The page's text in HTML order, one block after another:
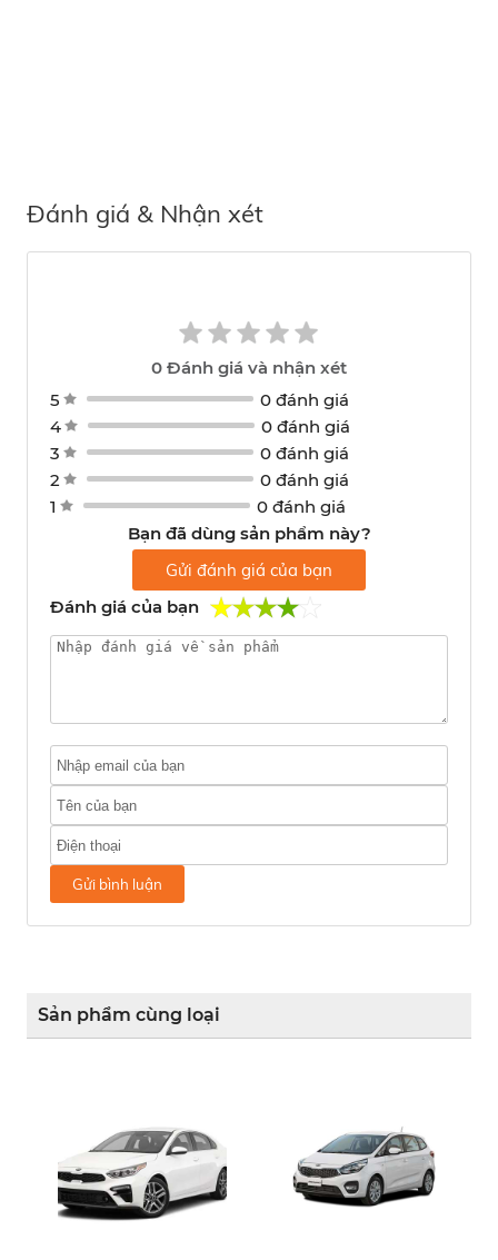
Đánh giá & Nhận xét
0 Đánh giá và nhận xét
5
0 đánh giá
4
0 đánh giá
3
0 đánh giá
2
0 đánh giá
1
0 đánh giá
Bạn đã dùng sản phẩm này?
Gửi đánh giá của bạn
Đánh giá của bạn
Gửi bình luận
Sản phẩm cùng loại